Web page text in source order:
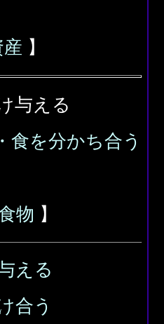
産 】
与える
食を分かち合う
物 】
える
合う